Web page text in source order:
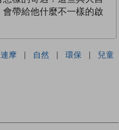
帶給他什麼不一樣的啟
摩 | 自然 | 環保 |
兒童